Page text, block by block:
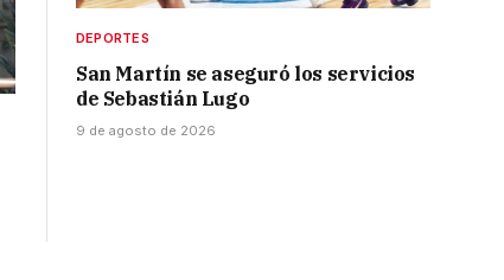
DEPORTES
San Martín se aseguró los servicios
de Sebastián Lugo
9 de agosto de 2026